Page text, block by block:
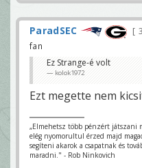
ParadSEC
fan
Ez Strange-é volt
kolok1972
Ezt megette nem
„Elmehetsz több pénzért játszani
elég nyomorultul érzed majd
segíteni akarok a csapatnak és
maradni." - Rob Ninkovich